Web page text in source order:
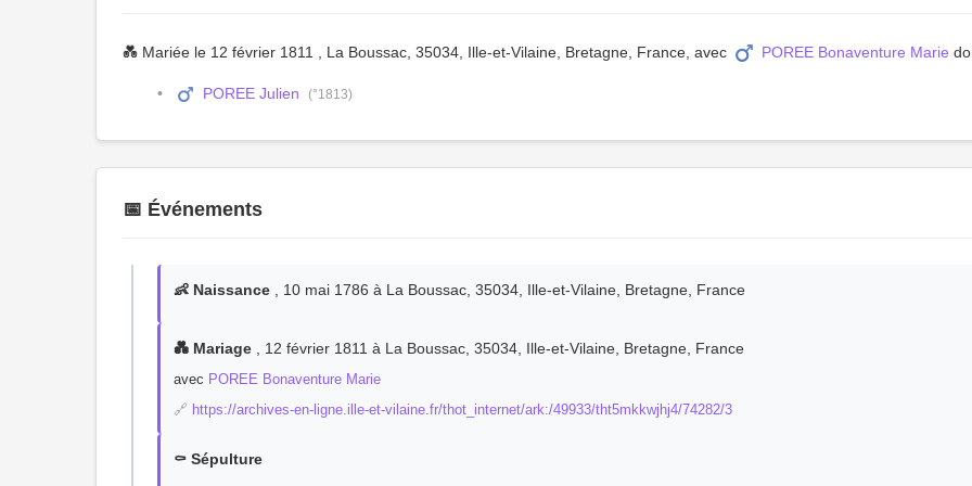
💑 Mariée le 12 février 1811 , La Boussac, 35034, Ille-et-Vilaine, Bretagne, France, avec POREE Bonaventure Marie
POREE Julien (°1813)
📅 Événements
👶 Naissance , 10 mai 1786 à La Boussac, 35034, Ille-et-Vilaine, Bretagne, France
💑 Mariage , 12 février 1811 à La Boussac, 35034, Ille-et-Vilaine, Bretagne, France
avec POREE Bonaventure Marie
🔗 https://archives-en-ligne.ille-et-vilaine.fr/thot_internet/ark:/49933/tht5mkkwjhj4/74282/3
⚰️ Sépulture